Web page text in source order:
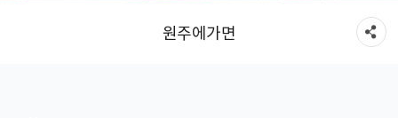
원주에가면